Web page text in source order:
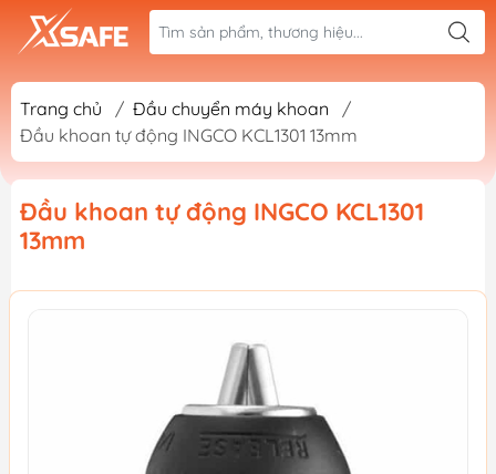
Trang chủ / Đầu chuyển máy khoan
/
Đầu khoan tự động INGCO KCL1301 13mm
Đầu khoan tự động INGCO KCL1301
13mm